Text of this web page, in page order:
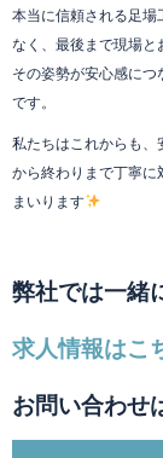
本当に信頼される足場
なく、最後まで現場と
その姿勢が安心感に
です。
私たちはこれからも、
から終わりまで丁寧に
まいります
弊社では一緒
求人情報はこ
お問い合わせ